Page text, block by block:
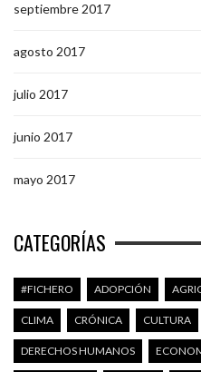
septiembre 2017
agosto 2017
julio 2017
junio 2017
mayo 2017
CATEGORÍAS
#FICHERO ADOPCIÓN
CLIMA CRÓNICA CULTURA
DERECHOS HUMANOS